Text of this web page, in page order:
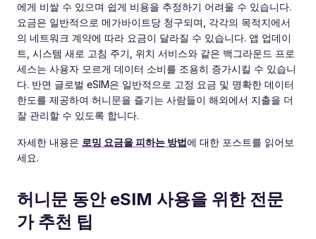
에게 비쌀 수 있으며 쉽게 비용을 추정하기 어려울 수 있습니다.
요금은 일반적으로 메가바이트당 청구되며, 각각의 목적지에서
의 네트워크 계약에 따라 요금이 달라질 수 있습니다. 앱 업데이
트, 시스템 새로 고침 주기, 위치 서비스와 같은 백그라운드 프로
세스는 사용자 모르게 데이터 소비를 조용히 증가시킬 수 있습니
다. 반면 글로벌 eSIM은 일반적으로 고정 요금 및 명확한 데이터
한도를 제공하여 허니문을 즐기는 사람들이 해외에서 지출을 더
잘 관리할 수 있도록 합니다.
자세한 내용은 로밍 요금을 피하는 방법에 대한 포스트를 읽어보
세요.
허니문 동안 eSIM 사용을 위한 전문
가 추천 팁